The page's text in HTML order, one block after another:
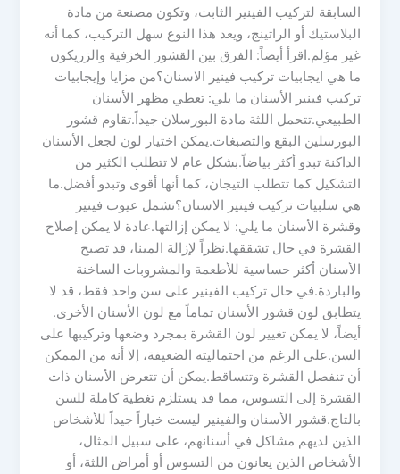
السابقة لتركيب الفينير الثابت، وتكون مصنعة من مادة
البلاستيك أو الراتينج، ويعد هذا النوع سهل التركيب، كما أنه
غير مؤلم.اقرأ أيضاً: الفرق بين القشور الخزفية والزريكون
ما هي ايجابيات تركيب فينير الاسنان؟من مزايا وإيجابيات
تركيب فينير الأسنان ما يلي: تعطي مظهر الأسنان
الطبيعي.تتحمل اللثة مادة البورسلان جيداً.تقاوم قشور
البورسلين البقع والتصبغات.يمكن اختيار لون لجعل الأسنان
الداكنة تبدو أكثر بياضاً.بشكل عام لا تتطلب الكثير من
التشكيل كما تتطلب التيجان، كما أنها أقوى وتبدو أفضل.ما
هي سلبيات تركيب فينير الاسنان؟تشمل عيوب فينير
وقشرة الأسنان ما يلي: لا يمكن إزالتها.عادة لا يمكن إصلاح
القشرة في حال تشققها.نظراً لإزالة المينا، قد تصبح
الأسنان أكثر حساسية للأطعمة والمشروبات الساخنة
والباردة.في حال تركيب الفينير على سن واحد فقط، قد لا
يتطابق لون قشور الأسنان تماماً مع لون الأسنان الأخرى.
أيضاً، لا يمكن تغيير لون القشرة بمجرد وضعها وتركيبها على
السن.على الرغم من احتماليته الضعيفة، إلا أنه من الممكن
أن تنفصل القشرة وتتساقط.يمكن أن تتعرض الأسنان ذات
القشرة إلى التسوس، مما قد يستلزم تغطية كاملة للسن
بالتاج.قشور الأسنان والفينير ليست خياراً جيداً للأشخاص
الذين لديهم مشاكل في أسنانهم، على سبيل المثال،
الأشخاص الذين يعانون من التسوس أو أمراض اللثة، أو